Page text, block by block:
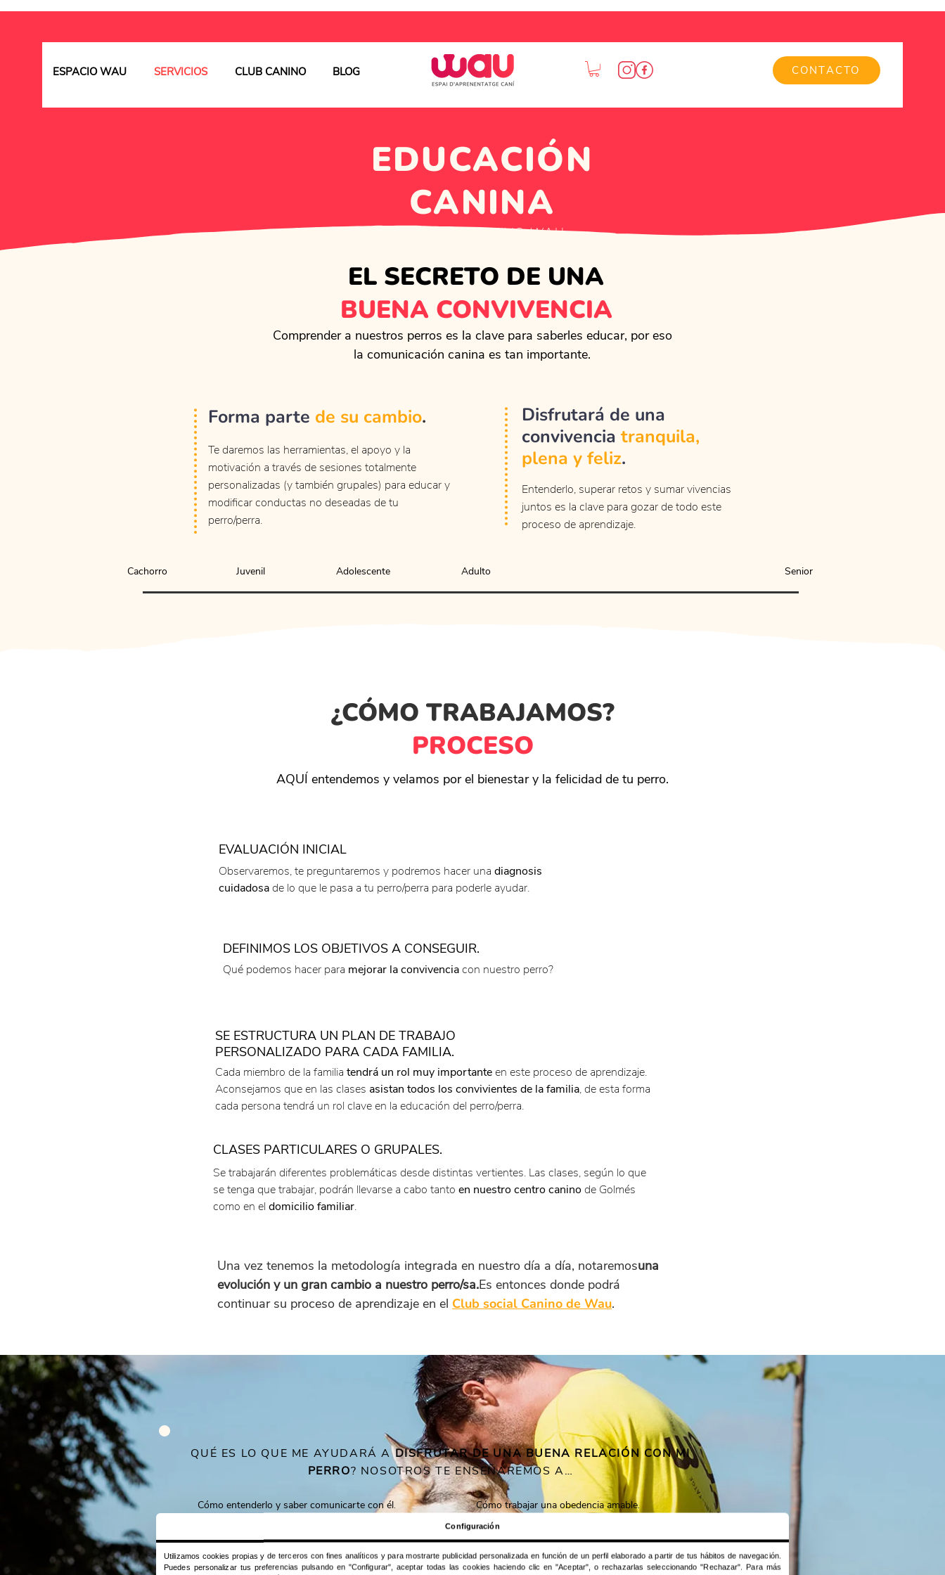
ESPACIO WAU SERVICIOS CLUB CANINO BLOG CONTACTO
EDUCACIÓN
CANINA
MODELO EDUCATIVO WAU
EL SECRETO DE UNA
BUENA CONVIVENCIA
Comprender a nuestros perros es la clave para saberles educar, por eso
la comunicación canina es tan importante.
Forma parte de su cambio.
Te daremos las herramientas, el apoyo y la
motivación a través de sesiones totalmente
personalizadas (y también grupales) para educar y
modificar conductas no deseadas de tu
perro/perra.
Disfrutará de una
convivencia tranquila,
plena y feliz.
Entenderlo, superar retos y sumar vivencias
juntos es la clave para gozar de todo este
proceso de aprendizaje.
Cachorro Juvenil Adolescente Adulto Senior
¿CÓMO TRABAJAMOS?
PROCESO
AQUÍ entendemos y velamos por el bienestar y la felicidad de tu perro.
EVALUACIÓN INICIAL
Observaremos, te preguntaremos y podremos hacer una diagnosis
cuidadosade lo que le pasa a tu perro/perra para poderle ayudar.
DEFINIMOS LOS OBJETIVOS A CONSEGUIR.
Qué podemos hacer para mejorar la convivenciacon nuestro perro?
SE ESTRUCTURA UN PLAN DE TRABAJO
PERSONALIZADO PARA CADA FAMILIA.
Cada miembro de la familia tendrá un rol muy importanteen este proceso de aprendizaje.
Aconsejamos que en las clases asistan todos los convivientes de la familia, de esta forma
cada persona tendrá un rol clave en la educación del perro/perra.
CLASES PARTICULARES O GRUPALES.
Se trabajarán diferentes problemáticas desde distintas vertientes. Las clases, según lo que
se tenga que trabajar, podrán llevarse a cabo tanto en nuestro centro canino de Golmés
como en el domicilio familiar.
Una vez tenemos la metodología integrada en nuestro día a día, notaremosuna
evolución y un gran cambio a nuestro perro/sa.Es entonces donde podrá
continuar su proceso de aprendizaje en el Club social Canino de Wau.
QUÉ ES LO QUE ME AYUDARÁ ADISFRUTAR DE UNA BUENA RELACIÓN CON MI
PERRO? NOSOTROS TE ENSEÑAREMOS A…
Cómo entenderlo y saber comunicarte con él.
canino para reforzar el vínculo entre tu perro y tú.
Cómo trabajar una obedencia amable.
La obediencia funcional es importante para tener cierto
control sobre nuestro perro.
Cómo realizar paseos de calidad.
Cómo trabajar una correcta habituación.
Configuración
Utilizamos cookies propias y de terceros con fines analíticos y para mostrarte publicidad personalizada en función de un perfil elaborado a partir de tus hábitos de navegación.
Puedes personalizar tus preferencias pulsando en "Configurar", aceptar todas las cookies haciendo clic en "Aceptar", o rechazarlas seleccionando "Rechazar". Para más